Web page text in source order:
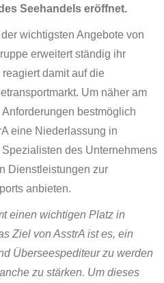
Seehandels eröffnet.
wichtigsten Angebote von
erweitert ständig ihr
damit auf die
Um näher am
bestmöglich
eine Niederlassung in
des Unternehmens
Dienstleistungen zur
anbieten.
einen wichtigen Platz in
Ziel von AsstrA ist es, ein
Überseespediteur zu werden
zu stärken. Um dieses